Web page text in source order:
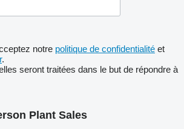
notre politique de confidentialité et
.
seront traitées dans le but de répondre à
Plant Sales